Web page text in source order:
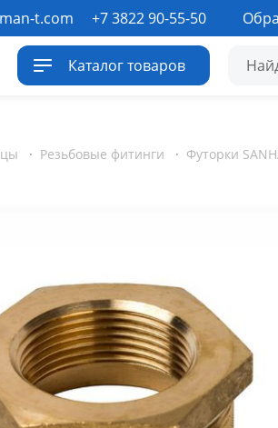
t.com +7 3822 90-55-50
Каталог товаров
· Резьбовые фитинги · Футорки